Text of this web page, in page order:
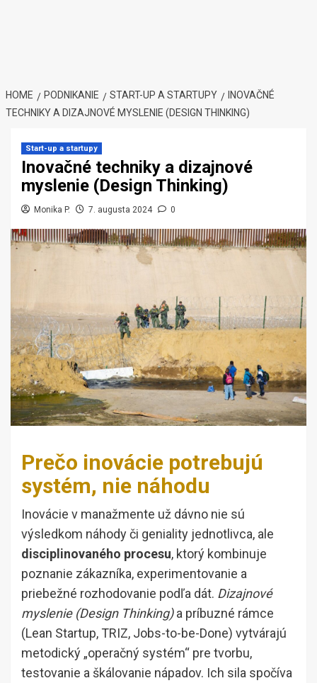
HOME PODNIKANIE START-UP A STARTUPY
INOVAČNÉ
TECHNIKY A DIZAJNOVÉ MYSLENIE (DESIGN THINKING)
Start-up a startupy
Inovačné techniky a dizajnové
myslenie (Design Thinking)
Monika P. 7. augusta 2024 0
Prečo inovácie potrebujú
systém, nie náhodu
Inovácie v manažmente už dávno nie sú
výsledkom náhody či geniality jednotlivca, ale
disciplinovaného procesu, ktorý kombinuje
poznanie zákazníka, experimentovanie a
priebežné rozhodovanie podľa dát. Dizajnové
myslenie (Design Thinking)a príbuzné rámce
(Lean Startup, TRIZ, Jobs-to-be-Done) vytvárajú
metodický „operačný systém“ pre tvorbu,
testovanie a škálovanie nápadov. Ich sila spočíva